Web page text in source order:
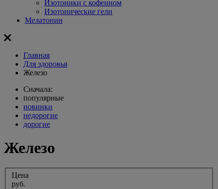
Изотоники с кофеином
Изотонические гели
Мелатонин
Главная
Для здоровья
Железо
Сначала:
популярные
новинки
недорогие
дорогие
Железо
Цена
руб.